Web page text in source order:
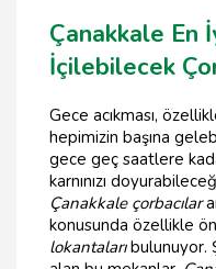
Çanakkale En
İçilebilecek
Gece acıkması,
hepimizin başına
gece geç saatlere
karnınızı
Çanakkale çorbacılar
konusunda özellikle
lokantalarıbulunuyor.